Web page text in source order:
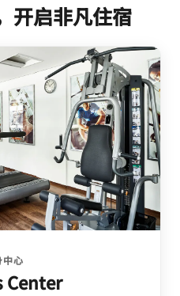
开启非凡住宿
中心
Center